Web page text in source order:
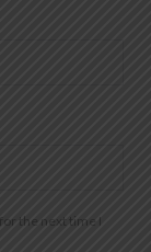
the next time I